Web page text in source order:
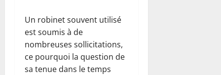
Un robinet souvent utilisé
est soumis à de
nombreuses sollicitations,
ce pourquoi la question de
sa tenue dans le temps